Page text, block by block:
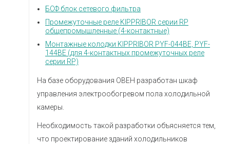
БСФ блок сетевого фильтра
Промежуточные реле KIPPRIBOR серии RP
общепромышленные (4-контактные)
Монтажные колодки KIPPRIBOR PYF-044BE, PYF-
144BE (для 4-контактных промежуточных реле
серии RP)
На базе оборудования ОВЕН разработан шкаф
управления электрообогревом пола холодильной
камеры.
Необходимость такой разработки объясняется тем,
что проектирование зданий холодильников